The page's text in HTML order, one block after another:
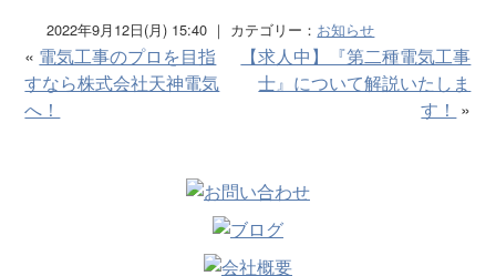
2022年9月12日(月) 15:40 ｜ カテゴリー： お知らせ
« 電気工事のプロを目指
すなら株式会社天神電気
へ！
【求人中】『第二種電気工事
士』について解説いたしま
す！ »